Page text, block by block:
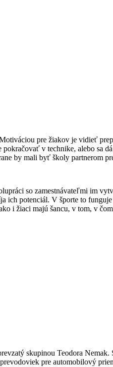
pre žiakov je vidieť
v technike, alebo sa
by mali byť školy partnerom
so zamestnávateľmi im
potenciál. V športe to
i žiaci majú šancu, v tom, v
skupinou Teodora
pre automobilový